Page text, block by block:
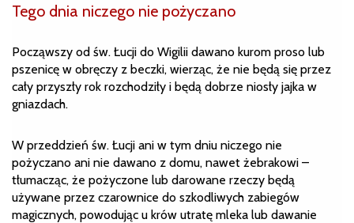
Tego dnia niczego nie pożyczano
Począwszy od św. Łucji do Wigilii dawano kurom proso lub
pszenicę w obręczy z beczki, wierząc, że nie będą się przez
cały przyszły rok rozchodziły i będą dobrze niosły jajka w
gniazdach.
W przeddzień św. Łucji ani w tym dniu niczego nie
pożyczano ani nie dawano z domu, nawet żebrakowi –
tłumacząc, że pożyczone lub darowane rzeczy będą
używane przez czarownice do szkodliwych zabiegów
magicznych, powodując u krów utratę mleka lub dawanie